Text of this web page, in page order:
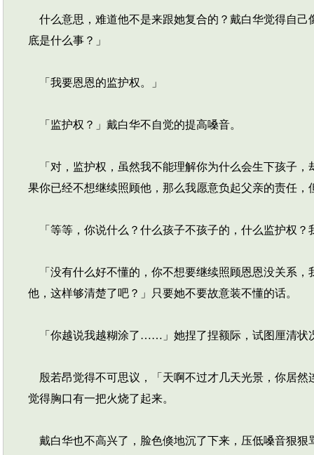
什么意思，难道他不是来跟她复合的？戴白华觉得自己
底是什么事？」
「我要恩恩的监护权。」
「监护权？」戴白华不自觉的提高嗓音。
「对，监护权，虽然我不能理解你为什么会生下孩子，
果你已经不想继续照顾他，那么我愿意负起父亲的责任
「等等，你说什么？什么孩子不孩子的，什么监护权？
「没有什么好不懂的，你不想要继续照顾恩恩没关系，
他，这样够清楚了吧？」只要她不要故意装不懂的话。
「你越说我越糊涂了……」她捏了捏额际，试图厘清状
殷若昂觉得不可思议，「天啊不过才几天光景，你居然
觉得胸口有一把火烧了起来。
戴白华也不高兴了，脸色倏地沉了下来，压低嗓音狠狠